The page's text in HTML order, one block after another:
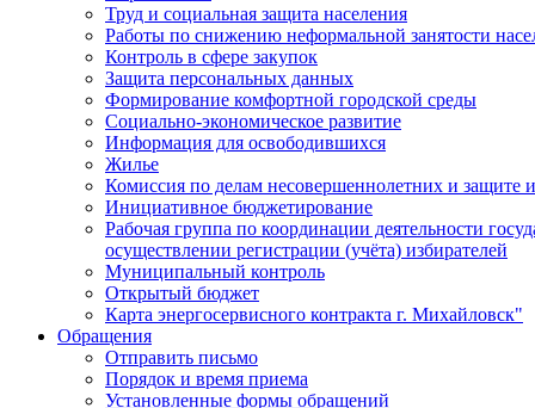
Труд и социальная защита населения
Работы по снижению неформальной занятости
Контроль в сфере закупок
Защита персональных данных
Формирование комфортной городской среды
Социально-экономическое развитие
Информация для освободившихся
Жилье
Комиссия по делам несовершеннолетних и защите
Инициативное бюджетирование
Рабочая группа по координации деятельности
осуществлении регистрации (учёта) избирателей
Муниципальный контроль
Открытый бюджет
Карта энергосервисного контракта г. Михайловск"
Обращения
Отправить письмо
Порядок и время приема
Установленные формы обращений